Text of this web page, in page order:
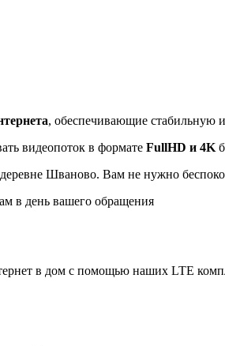
, обеспечивающие стабильную
видеопоток в формате FullHD и 4K
Шваново. Вам не нужно
в день вашего обращения
в дом с помощью наших LTE